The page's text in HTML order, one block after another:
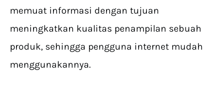
memuat informasi dengan tujuan
meningkatkan kualitas penampilan sebuah
produk, sehingga pengguna internet mudah
menggunakannya.